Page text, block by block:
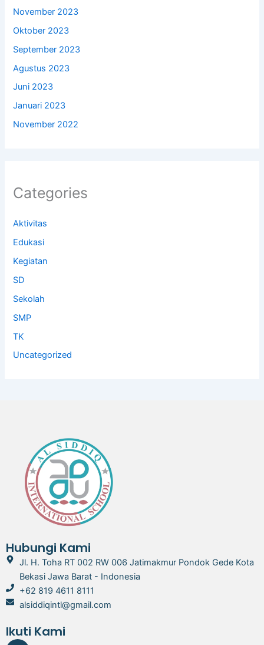
November 2023
Oktober 2023
September 2023
Agustus 2023
Juni 2023
Januari 2023
November 2022
Categories
Aktivitas
Edukasi
Kegiatan
SD
Sekolah
SMP
TK
Uncategorized
Hubungi Kami
Jl. H. Toha RT 002 RW 006 Jatimakmur Pondok Gede Kota
Bekasi Jawa Barat - Indonesia
+62 819 4611 8111
alsiddiqintl@gmail.com
Ikuti Kami